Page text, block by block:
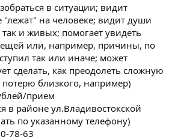
в ситуации; видит
на человеке; видит души
и живых; помогает увидеть
или, например, причины, по
так или иначе; может
сделать, как преодолеть сложную
близкого, например)
прием
в районе ул.Владивостокской
по указанному телефону)
78-63